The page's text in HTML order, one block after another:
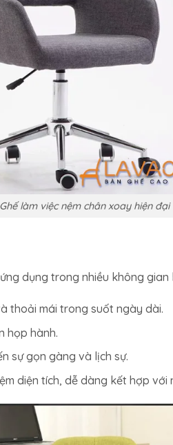
làm việc nệm chân xoay hiện đại
dụng trong nhiều không gian
thoải mái trong suốt ngày dài.
họp hành.
sự gọn gàng và lịch sự.
diện tích, dễ dàng kết hợp với